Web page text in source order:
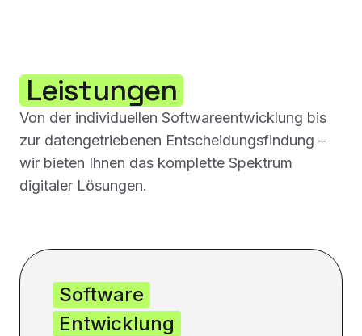
Leistungen
Von der individuellen Softwareentwicklung bis
zur datengetriebenen Entscheidungsfindung –
wir bieten Ihnen das komplette Spektrum
digitaler Lösungen.
Software
Entwicklung